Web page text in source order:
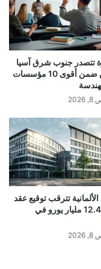
​Built around
backed
replaces
quality,
utilizing
formula
absorbed
slow-
clean,
energy that
mind for
تتصدر جنوب شرق آسيا
بجامعتين ضمن أقوى 10 مؤسسات
الألمانية تترقب توقيع عقد
دفاعي بـ12.4 مليار يورو في